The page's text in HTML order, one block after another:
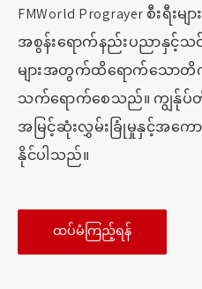
FMWorld Prograyer စီးရီး
အစွန်းရောက်နည်းပညာနှင့်
များအတွက်ထိရောက်သောတိ
သက်ရောက်စေသည်။ ကျွန်ုပ်
အမြင့်ဆုံးလွှမ်းခြုံမှုနှင့်အက
နိုင်ပါသည်။
ထပ်မံကြည့်ရန်